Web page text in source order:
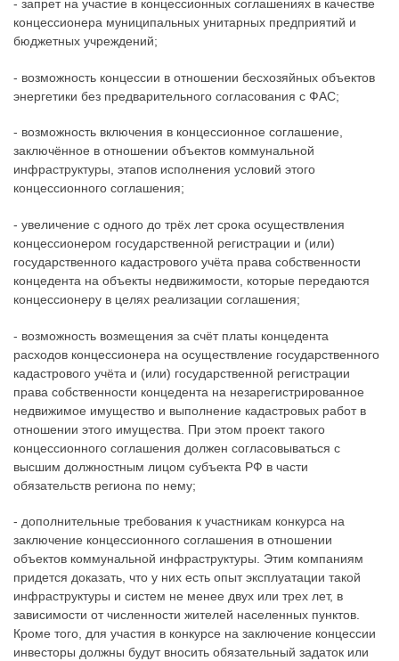
- запрет на участие в концессионных соглашениях в качестве
концессионера муниципальных унитарных предприятий и
бюджетных учреждений;
- возможность концессии в отношении бесхозяйных объектов
энергетики без предварительного согласования с ФАС;
- возможность включения в концессионное соглашение,
заключённое в отношении объектов коммунальной
инфраструктуры, этапов исполнения условий этого
концессионного соглашения;
- увеличение с одного до трёх лет срока осуществления
концессионером государственной регистрации и (или)
государственного кадастрового учёта права собственности
концедента на объекты недвижимости, которые передаются
концессионеру в целях реализации соглашения;
- возможность возмещения за счёт платы концедента
расходов концессионера на осуществление государственного
кадастрового учёта и (или) государственной регистрации
права собственности концедента на незарегистрированное
недвижимое имущество и выполнение кадастровых работ в
отношении этого имущества. При этом проект такого
концессионного соглашения должен согласовываться с
высшим должностным лицом субъекта РФ в части
обязательств региона по нему;
- дополнительные требования к участникам конкурса на
заключение концессионного соглашения в отношении
объектов коммунальной инфраструктуры. Этим компаниям
придется доказать, что у них есть опыт эксплуатации такой
инфраструктуры и систем не менее двух или трех лет, в
зависимости от численности жителей населенных пунктов.
Кроме того, для участия в конкурсе на заключение концессии
инвесторы должны будут вносить обязательный задаток или